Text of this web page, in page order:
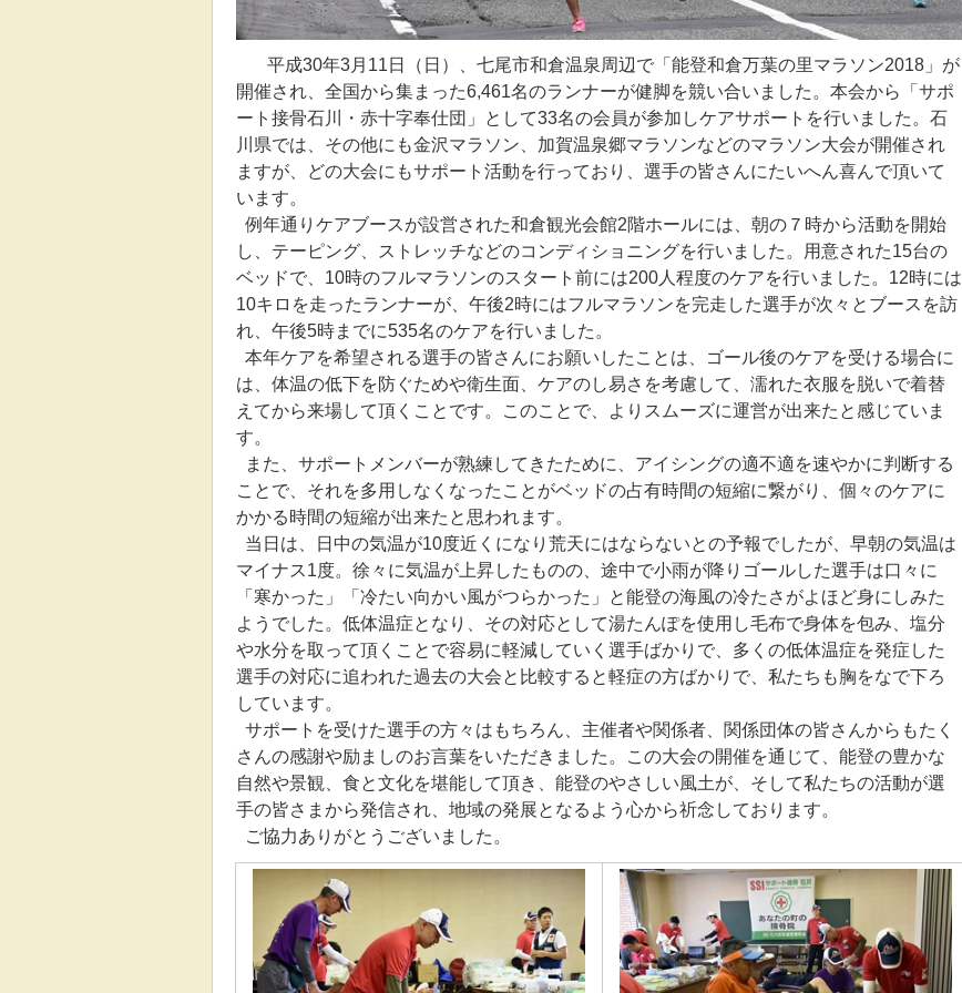
平成30年3月11日（日）、七尾市和倉温泉周辺で「能登和倉万葉の里マラソン2018」が
開催され、全国から集まった6,461名のランナーが健脚を競い合いました。本会から「サポ
ート接骨石川・赤十字奉仕団」として33名の会員が参加しケアサポートを行いました。石
川県では、その他にも金沢マラソン、加賀温泉郷マラソンなどのマラソン大会が開催され
ますが、どの大会にもサポート活動を行っており、選手の皆さんにたいへん喜んで頂いて
います。
例年通りケアブースが設営された和倉観光会館2階ホールには、朝の７時から活動を開始
し、テーピング、ストレッチなどのコンディショニングを行いました。用意された15台の
ベッドで、10時のフルマラソンのスタート前には200人程度のケアを行いました。12時には
10キロを走ったランナーが、午後2時にはフルマラソンを完走した選手が次々とブースを訪
れ、午後5時までに535名のケアを行いました。
本年ケアを希望される選手の皆さんにお願いしたことは、ゴール後のケアを受ける場合に
は、体温の低下を防ぐためや衛生面、ケアのし易さを考慮して、濡れた衣服を脱いで着替
えてから来場して頂くことです。このことで、よりスムーズに運営が出来たと感じていま
す。
また、サポートメンバーが熟練してきたために、アイシングの適不適を速やかに判断する
ことで、それを多用しなくなったことがベッドの占有時間の短縮に繋がり、個々のケアに
かかる時間の短縮が出来たと思われます。
当日は、日中の気温が10度近くになり荒天にはならないとの予報でしたが、早朝の気温は
マイナス1度。徐々に気温が上昇したものの、途中で小雨が降りゴールした選手は口々に
「寒かった」「冷たい向かい風がつらかった」と能登の海風の冷たさがよほど身にしみた
ようでした。低体温症となり、その対応として湯たんぽを使用し毛布で身体を包み、塩分
や水分を取って頂くことで容易に軽減していく選手ばかりで、多くの低体温症を発症した
選手の対応に追われた過去の大会と比較すると軽症の方ばかりで、私たちも胸をなで下ろ
しています。
サポートを受けた選手の方々はもちろん、主催者や関係者、関係団体の皆さんからもたく
さんの感謝や励ましのお言葉をいただきました。この大会の開催を通じて、能登の豊かな
自然や景観、食と文化を堪能して頂き、能登のやさしい風土が、そして私たちの活動が選
手の皆さまから発信され、地域の発展となるよう心から祈念しております。
ご協力ありがとうございました。